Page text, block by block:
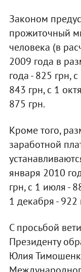
Законом
прожиточный
человека (в
2009 года в
года - 825 грн,
843 грн, с 1
875 грн.
Кроме того,
заработной
января 2010
грн, с 1 июля -
1 декабря - 922
С просьбой
Президенту
Юлия